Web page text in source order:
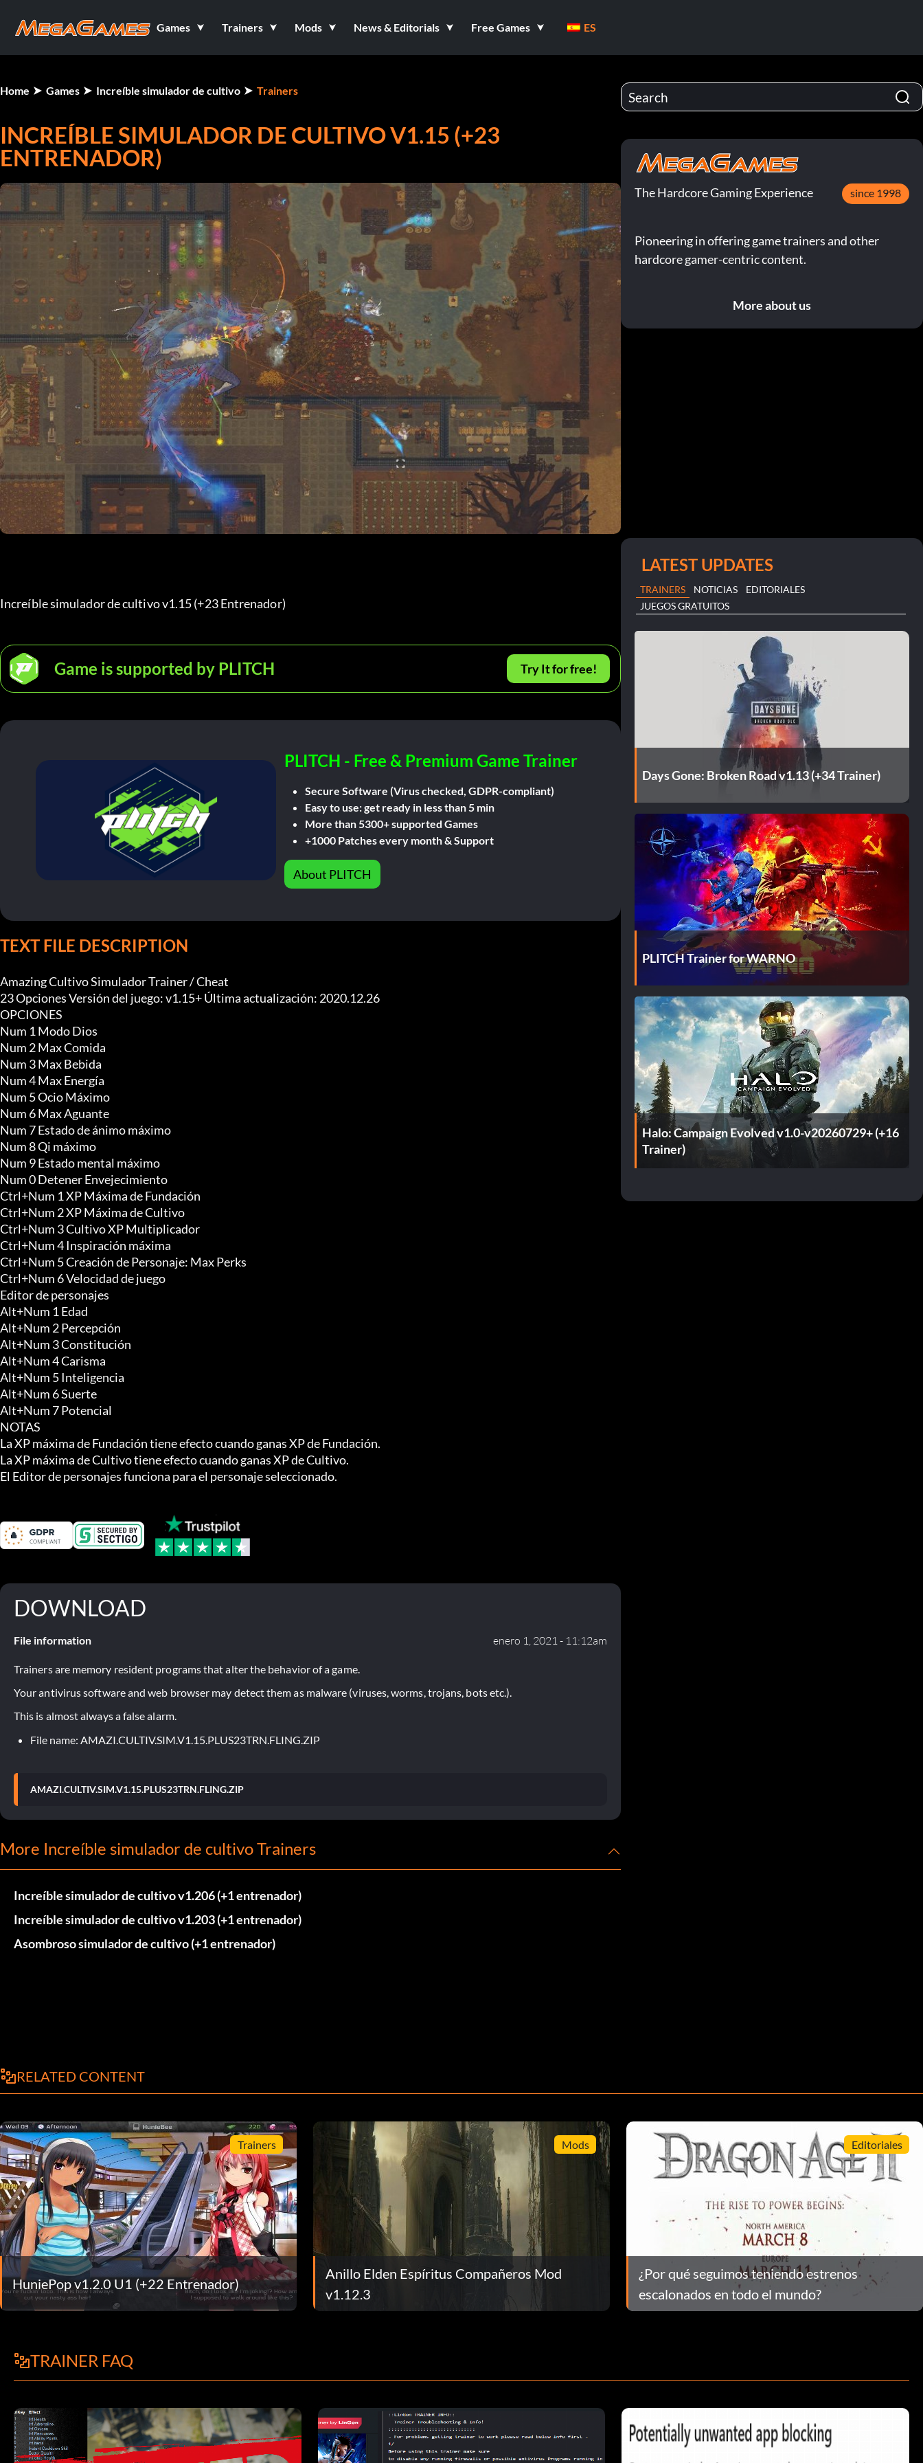
Games Trainers Mods News & Editorials Free Games ES
Home Games Increíble simulador de cultivo Trainers
INCREÍBLE SIMULADOR DE CULTIVO V1.15 (+23
ENTRENADOR)
Increíble simulador de cultivo v1.15 (+23 Entrenador)
Game is supported by PLITCH Try It for free!
PLITCH - Free & Premium Game Trainer
Secure Software (Virus checked, GDPR-compliant)
Easy to use: get ready in less than 5 min
More than 5300+ supported Games
+1000 Patches every month & Support
About PLITCH
TEXT FILE DESCRIPTION
Amazing Cultivo Simulador Trainer / Cheat
23 Opciones Versión del juego: v1.15+ Última actualización: 2020.12.26
OPCIONES
Num 1 Modo Dios
Num 2 Max Comida
Num 3 Max Bebida
Num 4 Max Energía
Num 5 Ocio Máximo
Num 6 Max Aguante
Num 7 Estado de ánimo máximo
Num 8 Qi máximo
Num 9 Estado mental máximo
Num 0 Detener Envejecimiento
Ctrl+Num 1 XP Máxima de Fundación
Ctrl+Num 2 XP Máxima de Cultivo
Ctrl+Num 3 Cultivo XP Multiplicador
Ctrl+Num 4 Inspiración máxima
Ctrl+Num 5 Creación de Personaje: Max Perks
Ctrl+Num 6 Velocidad de juego
Editor de personajes
Alt+Num 1 Edad
Alt+Num 2 Percepción
Alt+Num 3 Constitución
Alt+Num 4 Carisma
Alt+Num 5 Inteligencia
Alt+Num 6 Suerte
Alt+Num 7 Potencial
NOTAS
La XP máxima de Fundación tiene efecto cuando ganas XP de Fundación.
La XP máxima de Cultivo tiene efecto cuando ganas XP de Cultivo.
El Editor de personajes funciona para el personaje seleccionado.
DOWNLOAD
File information enero 1, 2021 - 11:12am
Trainers are memory resident programs that alter the behavior of a game.
Your antivirus software and web browser may detect them as malware (viruses, worms, trojans, bots etc.).
This is almost always a false alarm.
File name: AMAZI.CULTIV.SIM.V1.15.PLUS23TRN.FLING.ZIP
AMAZI.CULTIV.SIM.V1.15.PLUS23TRN.FLING.ZIP
More Increíble simulador de cultivo Trainers
Increíble simulador de cultivo v1.206 (+1 entrenador)
Increíble simulador de cultivo v1.203 (+1 entrenador)
Asombroso simulador de cultivo (+1 entrenador)
The Hardcore Gaming Experience since 1998
Pioneering in offering game trainers and other
hardcore gamer-centric content.
More about us
LATEST UPDATES
TRAINERS NOTICIAS
EDITORIALES
JUEGOS GRATUITOS
Days Gone: Broken Road v1.13 (+34 Trainer)
PLITCH Trainer for WARNO
Halo: Campaign Evolved v1.0-v20260729+ (+16
Trainer)
RELATED CONTENT
Trainers
HuniePop v1.2.0 U1 (+22 Entrenador)
Mods
Anillo Elden Espíritus Compañeros Mod
v1.12.3
Editoriales
¿Por qué seguimos teniendo estrenos
escalonados en todo el mundo?
TRAINER FAQ